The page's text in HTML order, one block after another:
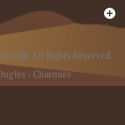
iGilli. All Rights Reserved.
- Charmies